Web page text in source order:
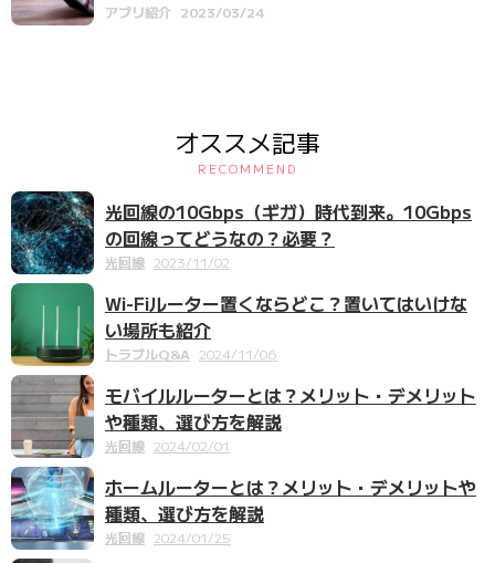
アプリ紹介 2023/03/24
オススメ記事
RECOMMEND
光回線の10Gbps（ギガ）時代到来。10Gbps
の回線ってどうなの？必要？
光回線 2023/11/02
Wi-Fiルーター置くならどこ？置いてはいけな
い場所も紹介
トラブルQ&A 2024/11/06
モバイルルーターとは？メリット・デメリット
や種類、選び方を解説
光回線 2024/02/01
ホームルーターとは？メリット・デメリットや
種類、選び方を解説
光回線 2024/01/25